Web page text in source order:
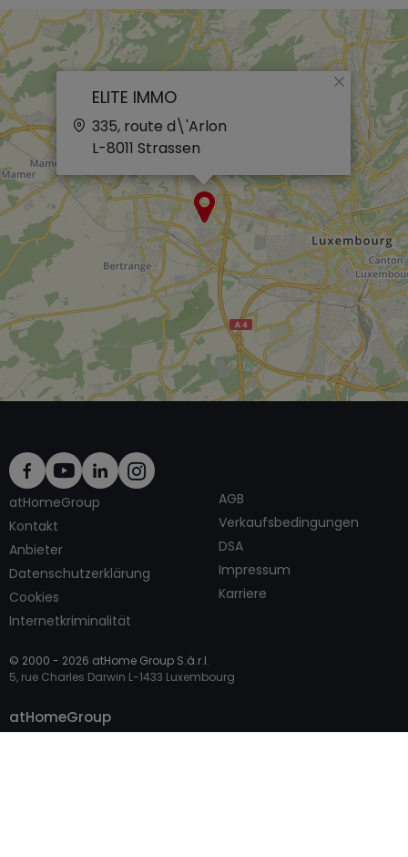
ELITE IMMO
335, route d\'Arlon
L-8011 Strassen
×
atHomeGroup
Kontakt
Anbieter
Datenschutzerklärung
Cookies
Internetkriminalität
AGB
Verkaufsbedingungen
DSA
Impressum
Karriere
© 2000 - 2026 atHome Group S.à.r.l.
5, rue Charles Darwin L-1433 Luxembourg
atHomeGroup